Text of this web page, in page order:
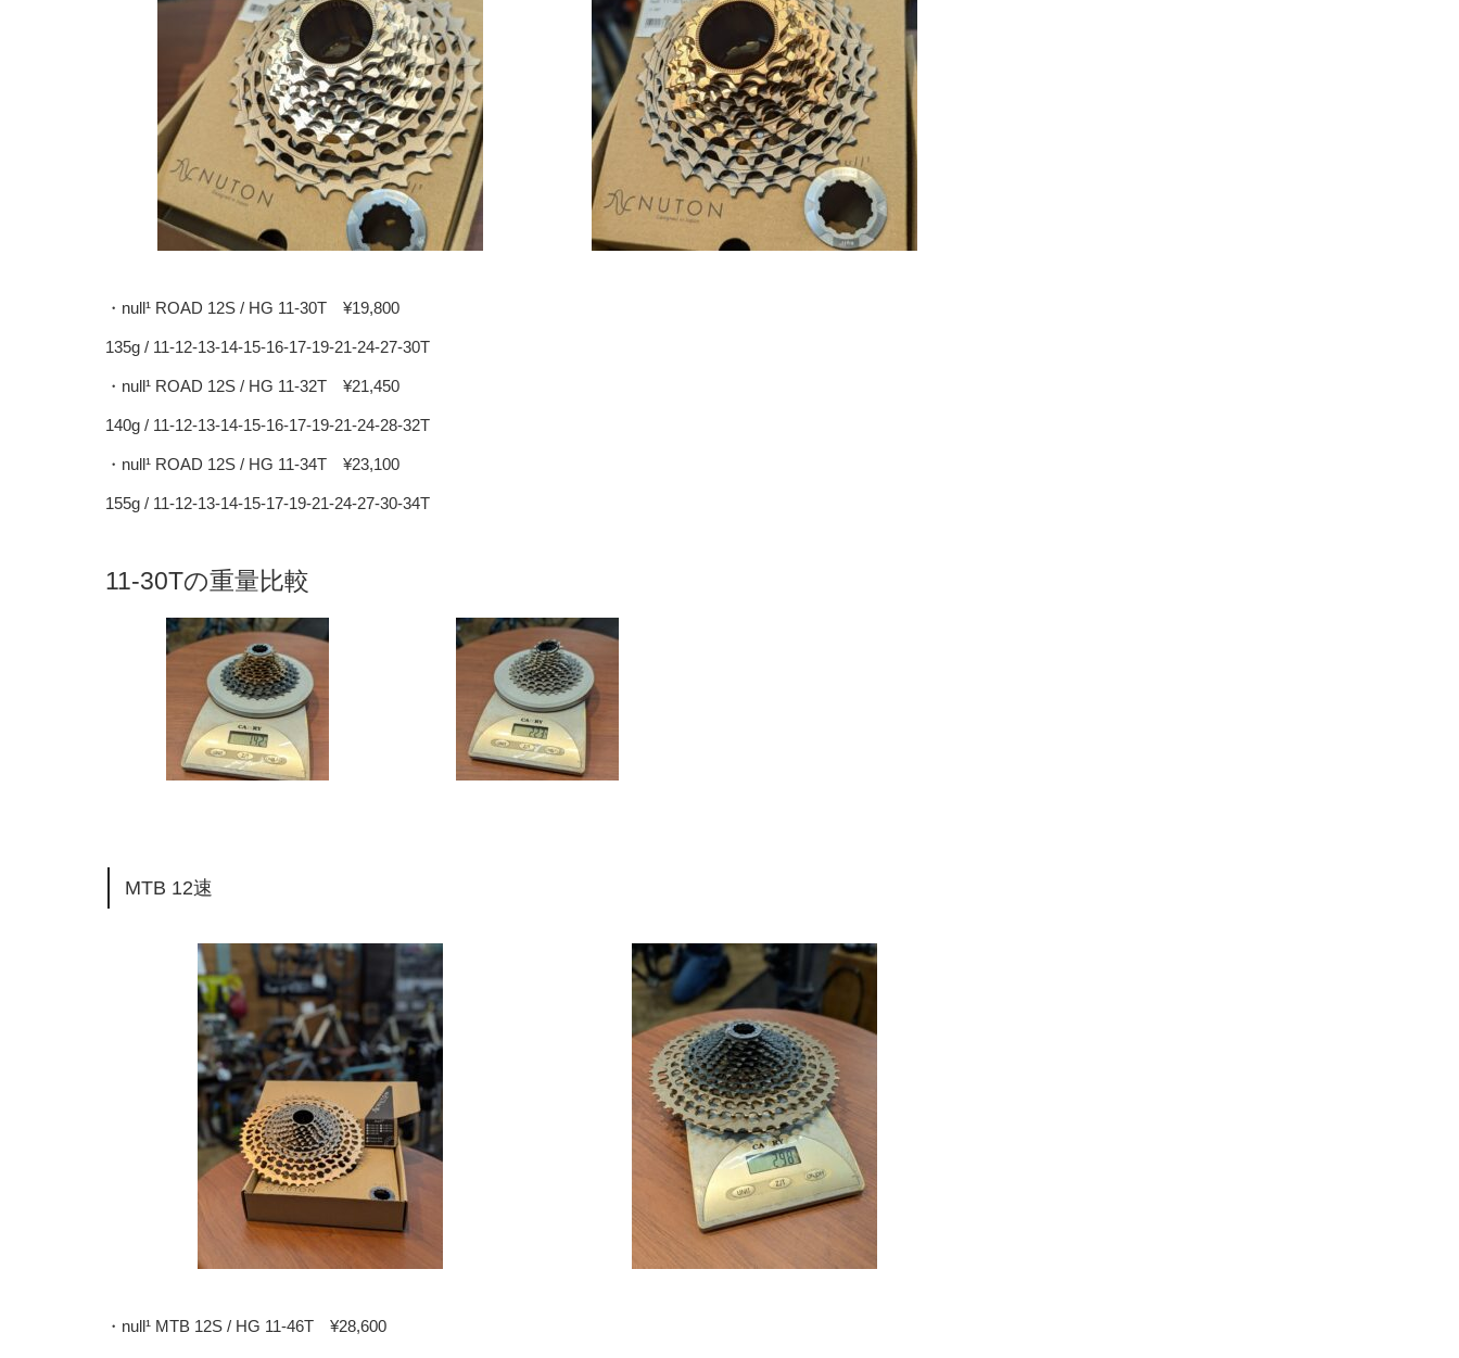
・null¹ ROAD 12S / HG 11-30T ¥19,800
135g / 11-12-13-14-15-16-17-19-21-24-27-30T
・null¹ ROAD 12S / HG 11-32T ¥21,450
140g / 11-12-13-14-15-16-17-19-21-24-28-32T
・null¹ ROAD 12S / HG 11-34T ¥23,100
155g / 11-12-13-14-15-17-19-21-24-27-30-34T
11-30Tの重量比較
MTB 12速
・null¹ MTB 12S / HG 11-46T ¥28,600